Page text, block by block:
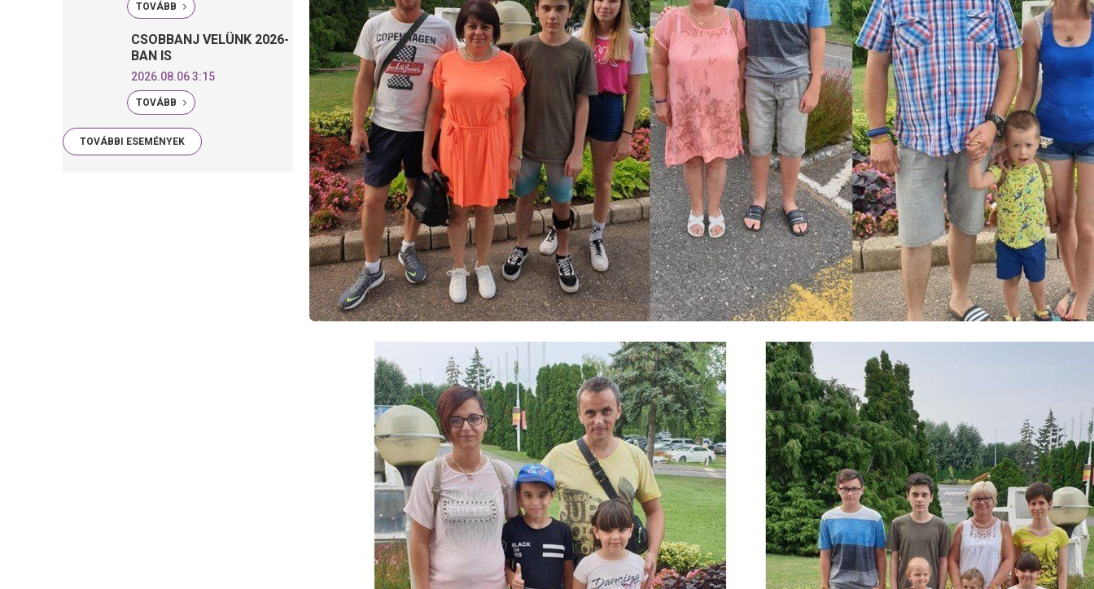
TOVÁBB
CSOBBANJ VELÜNK 2026-
BAN IS
2026.08.06 3:15
TOVÁBB
TOVÁBBI ESEMÉNYEK